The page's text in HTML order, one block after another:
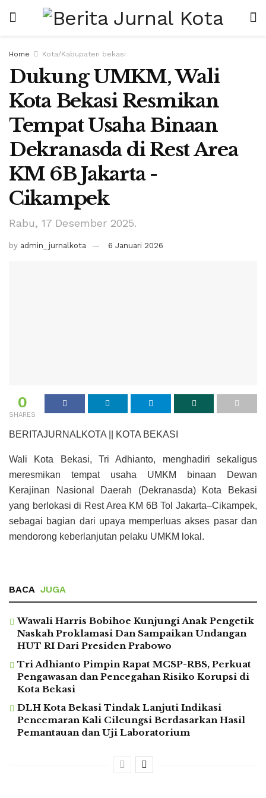
Home Kota/Kabupaten bekasi
Dukung UMKM, Wali
Kota Bekasi Resmikan
Tempat Usaha Binaan
Dekranasda di Rest Area
KM 6B Jakarta -
Cikampek
Rabu, 17 Desember 2025.
by admin_jurnalkota 6 Januari 2026
0
SHARES
BERITAJURNALKOTA || KOTA BEKASI
Wali Kota Bekasi, Tri Adhianto, menghadiri sekaligus
meresmikan tempat usaha UMKM binaan Dewan
Kerajinan Nasional Daerah (Dekranasda) Kota Bekasi
yang berlokasi di Rest Area KM 6B Tol Jakarta–Cikampek,
sebagai bagian dari upaya memperluas akses pasar dan
mendorong keberlanjutan pelaku UMKM lokal.
BACA JUGA
Wawali Harris Bobihoe Kunjungi Anak Pengetik
Naskah Proklamasi Dan Sampaikan Undangan
HUT RI Dari Presiden Prabowo
Tri Adhianto Pimpin Rapat MCSP-RBS, Perkuat
Pengawasan dan Pencegahan Risiko Korupsi di
Kota Bekasi
DLH Kota Bekasi Tindak Lanjuti Indikasi
Pencemaran Kali Cileungsi Berdasarkan Hasil
Pemantauan dan Uji Laboratorium